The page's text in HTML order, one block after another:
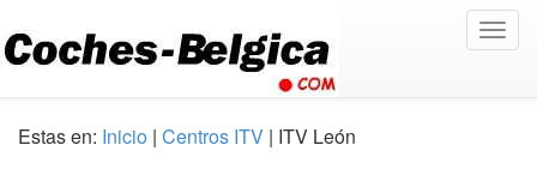
Estas en: Inicio | Centros ITV | ITV León